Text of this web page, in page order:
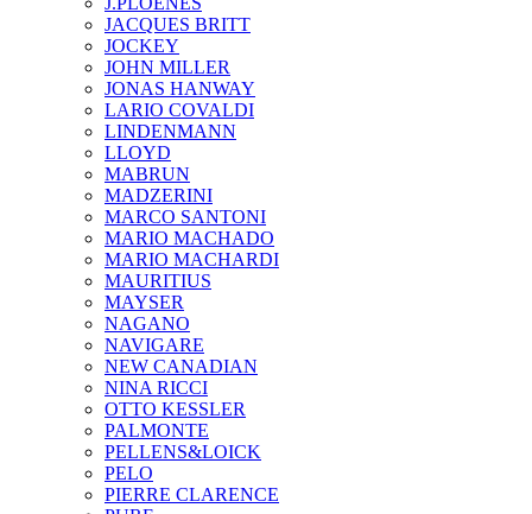
JAСQUES BRITT
JOCKEY
JOHN MILLER
JONAS HANWAY
LARIO COVALDI
LINDENMANN
LLOYD
MABRUN
MADZERINI
MARCO SANTONI
MARIO MACHADO
MARIO MACHARDI
MAURITIUS
MAYSER
NAGANO
NAVIGARE
NEW CANADIAN
NINA RICCI
OTTO KESSLER
PALMONTE
PELLENS&LOICK
PELO
PIERRE CLARENCE